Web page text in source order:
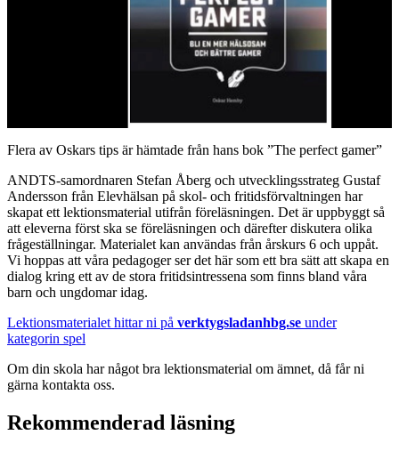
Flera av Oskars tips är hämtade från hans bok ”The perfect gamer”
ANDTS-samordnaren Stefan Åberg och utvecklingsstrateg Gustaf
Andersson från Elevhälsan på skol- och fritidsförvaltningen har
skapat ett lektionsmaterial utifrån föreläsningen. Det är uppbyggt så
att eleverna först ska se föreläsningen och därefter diskutera olika
frågeställningar. Materialet kan användas från årskurs 6 och uppåt.
Vi hoppas att våra pedagoger ser det här som ett bra sätt att skapa en
dialog kring ett av de stora fritidsintressena som finns bland våra
barn och ungdomar idag.
Lektionsmaterialet hittar ni på verktygsladanhbg.se under
kategorin spel
Om din skola har något bra lektionsmaterial om ämnet, då får ni
gärna kontakta oss.
Rekommenderad läsning